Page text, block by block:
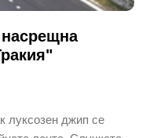
луксозен джип се